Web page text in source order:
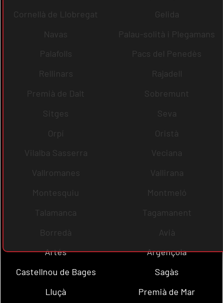
Cornellà de Llobregat
Gelida
Navas
Palau-solità i Plegamans
Palafolls
Pacs del Penedès
Rellinars
Rajadell
Premià de Dalt
Sobremunt
Sitges
Seva
Orpí
Oristà
Vilalba Sasserra
Veciana
Vallromanes
Vallirana
Montesquiu
Montmeló
Talamanca
Tagamanent
Borredà
Avià
Artés
Argençola
Castellnou de Bages
Sagàs
Lluçà
Premià de Mar